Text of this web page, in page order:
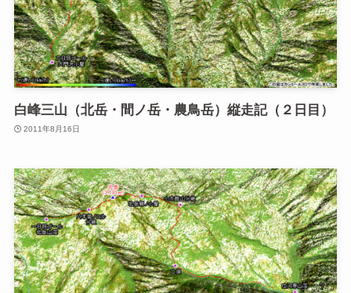
白峰三山（北岳・間ノ岳・農鳥岳）縦走記（２日目）
2011年8月16日